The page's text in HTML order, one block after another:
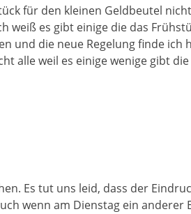
für den kleinen Geldbeutel
weiß es gibt einige die das
und die neue Regelung finde ich
alle weil es einige wenige gibt
Es tut uns leid, dass der
wenn am Dienstag ein